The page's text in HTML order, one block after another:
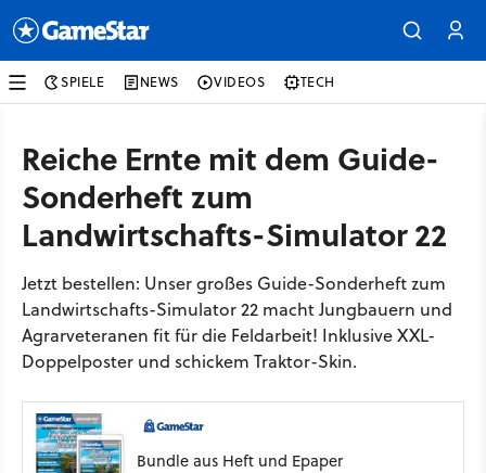
SPIELE NEWS VIDEOS TECH
Reiche Ernte mit dem Guide-
Sonderheft zum
Landwirtschafts-Simulator 22
Jetzt bestellen: Unser großes Guide-Sonderheft zum
Landwirtschafts-Simulator 22 macht Jungbauern und
Agrarveteranen fit für die Feldarbeit! Inklusive XXL-
Doppelposter und schickem Traktor-Skin.
Bundle aus Heft und Epaper